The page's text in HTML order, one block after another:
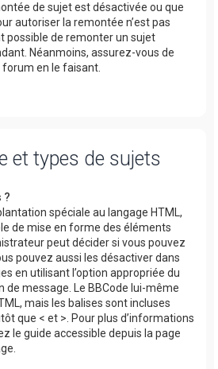
de sujet est désactivée ou que
autoriser la remontée n’est pas
possible de remonter un sujet
Néanmoins, assurez-vous de
en le faisant.
et types de sujets
?
spéciale au langage HTML,
de mise en forme des éléments
peut décider si vous pouvez
pouvez aussi les désactiver dans
en utilisant l’option appropriée du
message. Le BBCode lui-même
mais les balises sont incluses
que < et >. Pour plus d’informations
le guide accessible depuis la page